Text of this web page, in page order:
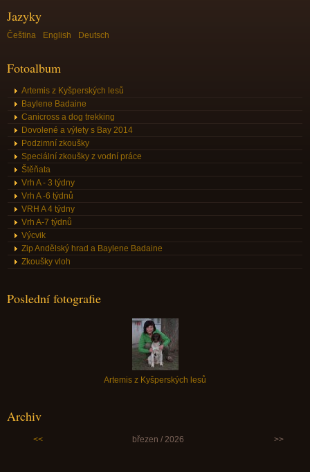
Jazyky
Čeština English Deutsch
Fotoalbum
Artemis z Kyšperských lesů
Baylene Badaine
Canicross a dog trekking
Dovolené a výlety s Bay 2014
Podzimní zkoušky
Speciální zkoušky z vodní práce
Štěňata
Vrh A - 3 týdny
Vrh A -6 týdnů
VRH A 4 týdny
Vrh A-7 týdnů
Výcvik
Zip Andělský hrad a Baylene Badaine
Zkoušky vloh
Poslední fotografie
Artemis z Kyšperských lesů
Archiv
<< březen / 2026 >>